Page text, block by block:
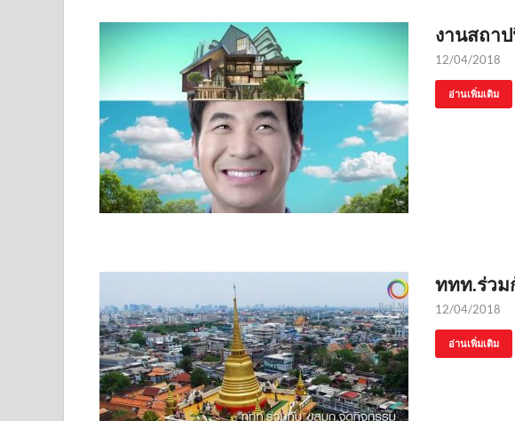
งานสถา
12/04/2018
อ่านเพิ่มเติม
ททท.ร่วม
12/04/2018
อ่านเพิ่มเติม